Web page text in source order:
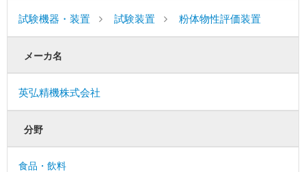
試験機器・装置 試験装置 粉体物性評価装置
メーカ名
英弘精機株式会社
分野
食品・飲料